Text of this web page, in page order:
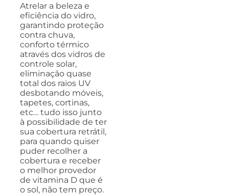
Atrelar a beleza e
eficiência do vidro,
garantindo proteção
contra chuva,
conforto térmico
através dos vidros de
controle solar,
eliminação quase
total dos raios UV
desbotando móveis,
tapetes, cortinas,
etc… tudo isso junto
à possibilidade de ter
sua cobertura retrátil,
para quando quiser
puder recolher a
cobertura e receber
o melhor provedor
de vitamina D que é
o sol, não tem preço.